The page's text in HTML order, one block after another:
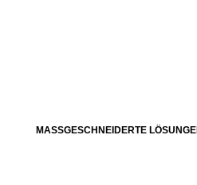
MASSGESCHNEIDERTE LÖSUNGEN